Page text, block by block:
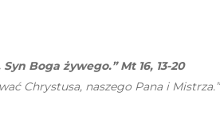
Boga żywego.” Mt 16, 13-20
Chrystusa, naszego Pana i Mistrza.”